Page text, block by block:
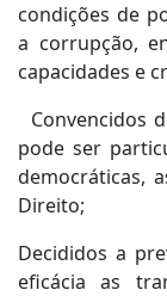
condições de
a corrupção,
capacidades e
Convencidos
pode ser
democráticas,
Direito;
Decididos a
eficácia as